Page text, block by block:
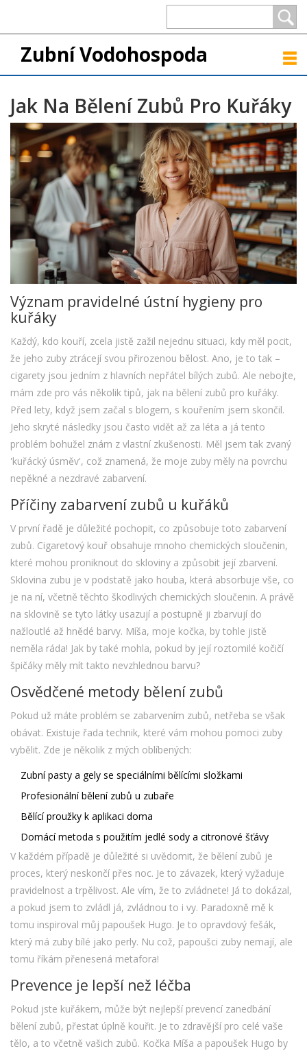
Zubní Vodohospoda
Jak Na Bělení Zubů Pro Kuřáky
Význam pravidelné ústní hygieny pro
kuřáky
Každý, kdo kouří, zcela jistě zažil nejednu situaci, kdy měl pocit,
že jeho zuby ztrácejí svou přirozenou bělost. Ano, je to tak –
cigarety jsou jedním z hlavních nepřátel bílých zubů. Ale nebojte,
mám zde pro vás několik tipů, jak na bělení zubů pro kuřáky.
Před lety, když jsem začal s blogem, s kouřením jsem skončil.
Jeho skryté následky jsou často vidět až za léta a já tento
problém bohužel znám z vlastní zkušenosti. Měl jsem tak zvaný
'kuřácký úsměv', což znamená, že moje zuby měly na povrchu
nepěkné a nezdravé zabarvení.
Příčiny zabarvení zubů u kuřáků
V první řadě je důležité pochopit, co způsobuje toto zabarvení
zubů. Cigaretový kouř obsahuje mnoho chemických sloučenin,
které mohou proniknout do skloviny a způsobit její zbarvení.
Sklovina zubu je v podstatě jako houba, která absorbuje vše, co
je na ní, včetně těchto škodlivých chemických sloučenin. A právě
na sklovině se tyto látky usazují a postupně ji zbarvují do
nažloutlé až hnědé barvy. Míša, moje kočka, by tohle jistě
neměla ráda! Jak by také mohla, pokud by její roztomilé kočičí
špičáky měly mít takto nevzhlednou barvu?
Osvědčené metody bělení zubů
Pokud už máte problém se zabarvením zubů, netřeba se však
obávat. Existuje řada technik, které vám mohou pomoci zuby
vybělit. Zde je několik z mých oblíbených:
Zubní pasty a gely se speciálními bělícími složkami
Profesionální bělení zubů u zubaře
Bělící proužky k aplikaci doma
Domácí metoda s použitím jedlé sody a citronové šťávy
V každém případě je důležité si uvědomit, že bělení zubů je
proces, který neskončí přes noc. Je to závazek, který vyžaduje
pravidelnost a trpělivost. Ale vím, že to zvládnete! Já to dokázal,
a pokud jsem to zvládl já, zvládnou to i vy. Paradoxně mě k
tomu inspiroval můj papoušek Hugo. Je to opravdový fešák,
který má zuby bílé jako perly. Nu což, papoušci zuby nemají, ale
tomu říkám přenesená metafora!
Prevence je lepší než léčba
Pokud jste kuřákem, může být nejlepší prevencí zanedbání
bělení zubů, přestat úplně kouřit. Je to zdravější pro celé vaše
tělo, a to včetně vašich zubů. Kočka Míša a papoušek Hugo by